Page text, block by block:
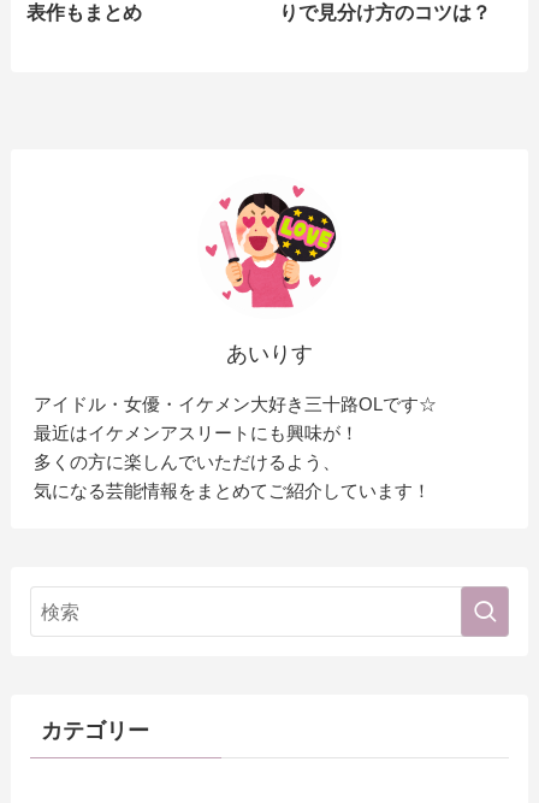
表作もまとめ
りで見分け方のコツは？
あいりす
アイドル・女優・イケメン大好き三十路OLです☆
最近はイケメンアスリートにも興味が！
多くの方に楽しんでいただけるよう、
気になる芸能情報をまとめてご紹介しています！
カテゴリー